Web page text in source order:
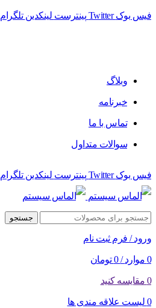
فیس بوک Twitter پینترست لینکدین تلگرام
وبلاگ
خبرنامه
تماس با ما
سوالات متداول
فیس بوک Twitter پینترست لینکدین تلگرام
جستجو
ورود / فرم ثبت نام
0 موارد /
0 تومان
0 مقایسه کنید
0 لیست علاقه مندی ها